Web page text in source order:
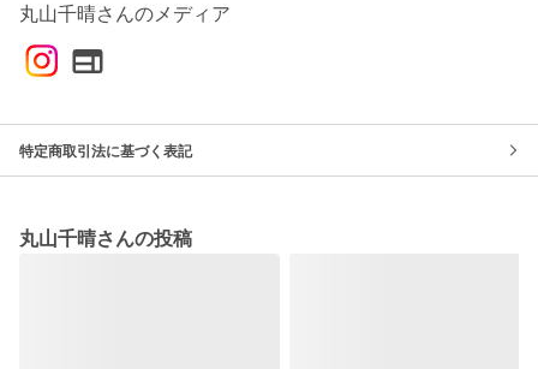
丸山千晴さんのメディア
特定商取引法に基づく表記
丸山千晴さんの投稿